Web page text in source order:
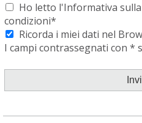
Ho letto l'Informativa sulla
condizioni*
Ricorda i miei dati nel
I campi contrassegnati con *